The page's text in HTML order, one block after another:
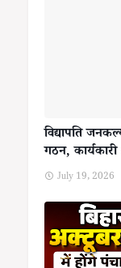
विद्यापति
गठन,
July 19, 2026